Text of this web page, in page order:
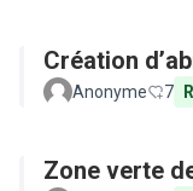
Création
Anonyme 7
Zone verte